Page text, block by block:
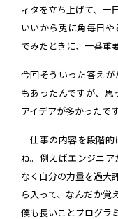
ィタを立ち上げて、一
いいから兎に角毎日や
でみたときに、一番重
今回そういった答え
もあったんですが、思
アイデアが多かったで
「仕事の内容を段階
ね。例えばエンジニア
なく自分の力量を過大
ら入って、なんだか覚
僕も長いことプログラ